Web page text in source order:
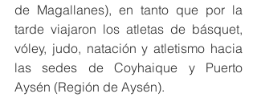
de Magallanes), en tanto que por la
tarde viajaron los atletas de básquet,
vóley, judo, natación y atletismo hacia
las sedes de Coyhaique y Puerto
Aysén (Región de Aysén).